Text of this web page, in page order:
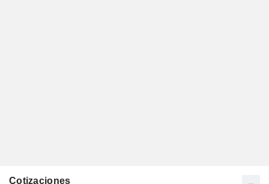
Cotizaciones